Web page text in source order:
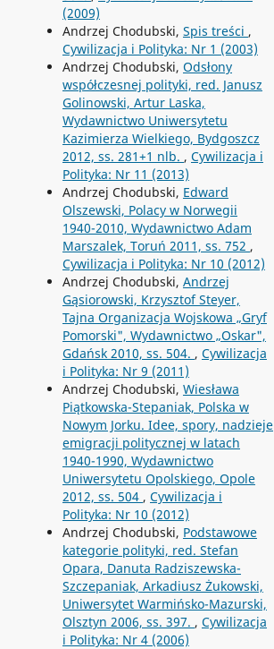
(2009)
Andrzej Chodubski, Spis treści ,
Cywilizacja i Polityka: Nr 1 (2003)
Andrzej Chodubski, Odsłony
współczesnej polityki, red. Janusz
Golinowski, Artur Laska,
Wydawnictwo Uniwersytetu
Kazimierza Wielkiego, Bydgoszcz
2012, ss. 281+1 nlb. , Cywilizacja i
Polityka: Nr 11 (2013)
Andrzej Chodubski, Edward
Olszewski, Polacy w Norwegii
1940-2010, Wydawnictwo Adam
Marszalek, Toruń 2011, ss. 752 ,
Cywilizacja i Polityka: Nr 10 (2012)
Andrzej Chodubski, Andrzej
Gąsiorowski, Krzysztof Steyer,
Tajna Organizacja Wojskowa „Gryf
Pomorski", Wydawnictwo „Oskar",
Gdańsk 2010, ss. 504. , Cywilizacja
i Polityka: Nr 9 (2011)
Andrzej Chodubski, Wiesława
Piątkowska-Stepaniak, Polska w
Nowym Jorku. Idee, spory, nadzieje
emigracji politycznej w latach
1940-1990, Wydawnictwo
Uniwersytetu Opolskiego, Opole
2012, ss. 504 , Cywilizacja i
Polityka: Nr 10 (2012)
Andrzej Chodubski, Podstawowe
kategorie polityki, red. Stefan
Opara, Danuta Radziszewska-
Szczepaniak, Arkadiusz Żukowski,
Uniwersytet Warmińsko-Mazurski,
Olsztyn 2006, ss. 397. , Cywilizacja
i Polityka: Nr 4 (2006)